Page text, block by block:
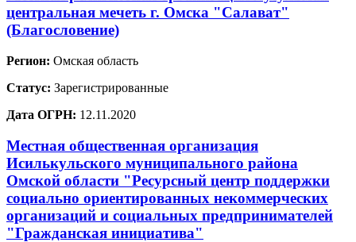
центральная мечеть г. Омска "Салават"
(Благословение)
Регион: Омская область
Статус: Зарегистрированные
Дата ОГРН: 12.11.2020
Местная общественная организация
Исилькульского муниципального района
Омской области "Ресурсный центр поддержки
социально ориентированных некоммерческих
организаций и социальных предпринимателей
"Гражданская инициатива"